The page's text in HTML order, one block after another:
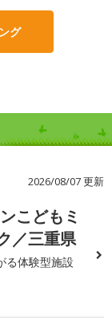
グ
2026/08/07 更新
こどもミ
／三重県
る体験型施設